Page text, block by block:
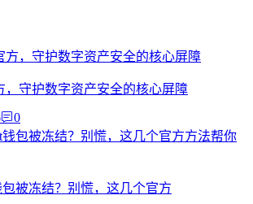
，守护数字资产安全的核心屏障
0
包被冻结？别慌，这几个官方